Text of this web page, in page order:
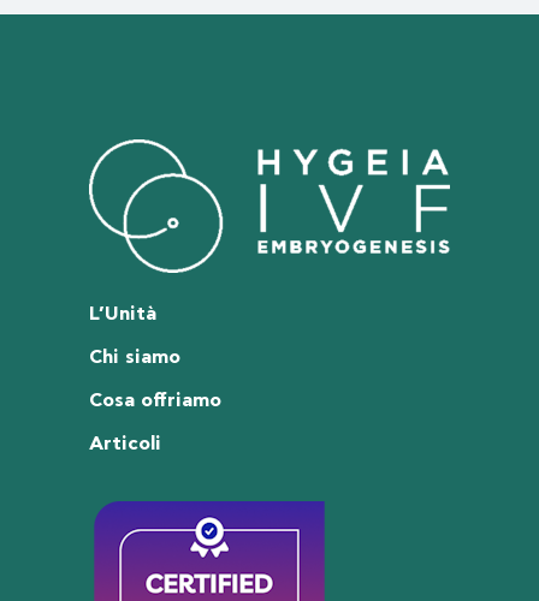
L’Unità
Chi siamo
Cosa offriamo
Articoli